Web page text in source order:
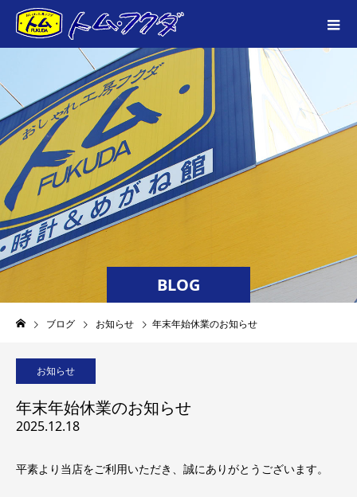
BLOG
ブログ お知らせ 年末年始休業のお知らせ
お知らせ
年末年始休業のお知らせ
2025.12.18
平素より当店をご利用いただき、誠にありがとうございます。